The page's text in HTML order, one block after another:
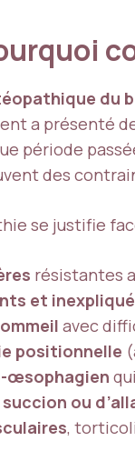
du
a présenté
période
des
se justifie
résistantes
et
avec
positionnelle
œsophagien
ou
,